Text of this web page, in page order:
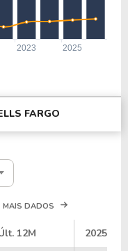
FARGO
MAIS DADOS
12M
2025